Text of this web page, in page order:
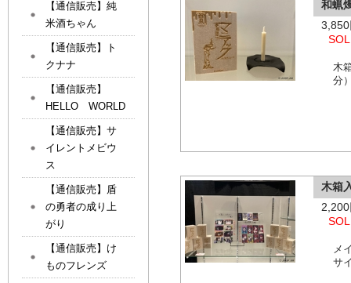
和蝋
木
分
木箱
メ
サ
【通信販売】純
米酒ちゃん
【通信販売】ト
クナナ
【通信販売】
HELLO WORLD
【通信販売】サ
イレントメビウ
ス
【通信販売】盾
の勇者の成り上
がり
【通信販売】け
ものフレンズ